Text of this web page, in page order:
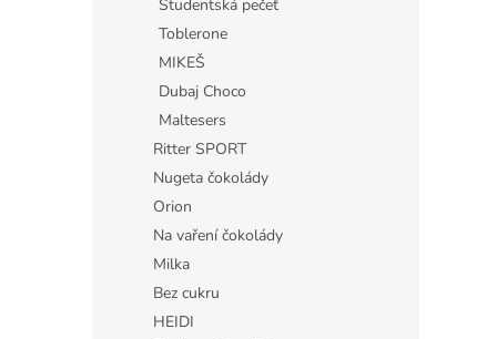
Studentská pečeť
Toblerone
MIKEŠ
Dubaj Choco
Maltesers
Ritter SPORT
Nugeta čokolády
Orion
Na vaření čokolády
Milka
Bez cukru
HEIDI